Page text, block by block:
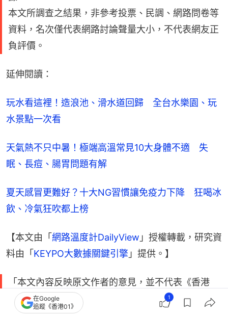
本文所調查之結果，非參考投票、民調、網路問卷等
資料，名次僅代表網路討論聲量大小，不代表網友正
負評價。
延伸閱讀：
玩水看這裡！造浪池、滑水道回歸　全台水樂園、玩
水景點一次看
天氣熱不只中暑！極端高溫常見10大身體不適　失
眠、長痘、腸胃問題有解
夏天感冒更難好？十大NG習慣讓免疫力下降　狂喝冰
飲、冷氣狂吹都上榜
【本文由「網路溫度計DailyView 」授權轉載，研究資
料由「KEYPO大數據關鍵引擎 」提供。】
「本文內容反映原文作者的意見，並不代表《香港
01》的立場。」
在Google
追蹤《香港01》
1